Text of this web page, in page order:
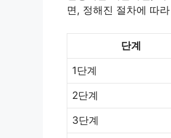
면, 정해진 절차에 따
단계
1단계
2단계
3단계